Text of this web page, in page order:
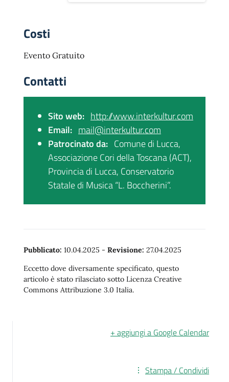
Costi
Evento Gratuito
Contatti
Sito web: http://www.interkultur.com
Email: mail@interkultur.com
Patrocinato da: Comune di Lucca,
Associazione Cori della Toscana (ACT),
Provincia di Lucca, Conservatorio
Statale di Musica “L. Boccherini”.
Pubblicato: 10.04.2025 - Revisione: 27.04.2025
Eccetto dove diversamente specificato, questo
articolo è stato rilasciato sotto Licenza Creative
Commons Attribuzione 3.0 Italia.
+ aggiungi a Google Calendar
Stampa / Condividi